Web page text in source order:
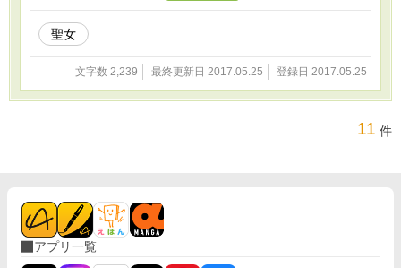
聖女
文字数 2,239 最終更新日 2017.05.25 登録日 2017.05.25
11 件
アプリ一覧